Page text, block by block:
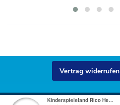
Vertrag widerrufen